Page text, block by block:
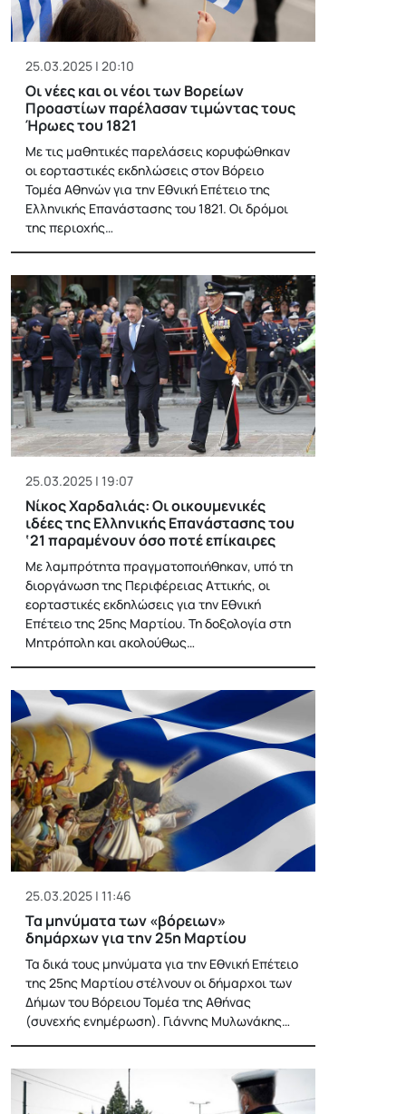
25.03.2025 | 20:10
Οι νέες και οι νέοι των Βορείων
Προαστίων παρέλασαν τιμώντας τους
Ήρωες του 1821
Με τις μαθητικές παρελάσεις κορυφώθηκαν
οι εορταστικές εκδηλώσεις στον Βόρειο
Τομέα Αθηνών για την Εθνική Επέτειο της
Ελληνικής Επανάστασης του 1821. Οι δρόμοι
της περιοχής…
25.03.2025 | 19:07
Νίκος Χαρδαλιάς: Οι οικουμενικές
ιδέες της Ελληνικής Επανάστασης του
‘21 παραμένουν όσο ποτέ επίκαιρες
Με λαμπρότητα πραγματοποιήθηκαν, υπό τη
διοργάνωση της Περιφέρειας Αττικής, οι
εορταστικές εκδηλώσεις για την Εθνική
Επέτειο της 25ης Μαρτίου. Τη δοξολογία στη
Μητρόπολη και ακολούθως…
25.03.2025 | 11:46
Τα μηνύματα των «βόρειων»
δημάρχων για την 25η Μαρτίου
Τα δικά τους μηνύματα για την Εθνική Επέτειο
της 25ης Μαρτίου στέλνουν οι δήμαρχοι των
Δήμων του Βόρειου Τομέα της Αθήνας
(συνεχής ενημέρωση). Γιάννης Μυλωνάκης…